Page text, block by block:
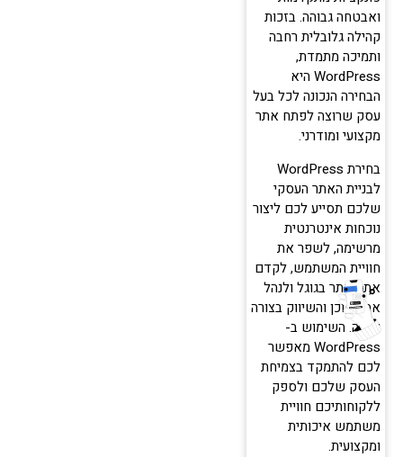
ואבטחה גבוהה. בזכות
קהילה גלובלית רחבה
ותמיכה מתמדת,
WordPress היא
הבחירה הנכונה לכל בעל
עסק שרוצה לפתח אתר
מקצועי ומודרני.
בחירת WordPress
לבניית האתר העסקי
שלכם תסייע לכם ליצור
נוכחות אינטרנטית
מרשימה, לשפר את
חוויית המשתמש, לקדם
את האתר בגוגל ולנהל
את התוכן והשיווק בצורה
יעילה. השימוש ב-
WordPress מאפשר
לכם להתמקד בצמיחת
העסק שלכם ולספק
ללקוחותיכם חוויית
משתמש איכותית
ומקצועית.